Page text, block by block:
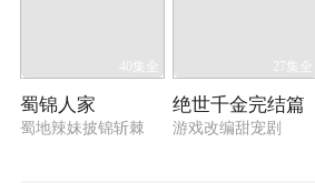
40集全
蜀锦人家
蜀地辣妹披锦斩棘
27集全
绝世千金完结篇
游戏改编甜宠剧